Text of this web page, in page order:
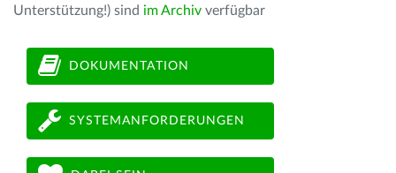
Unterstützung!) sind im Archiv verfügbar
DOKUMENTATION
SYSTEMANFORDERUNGEN